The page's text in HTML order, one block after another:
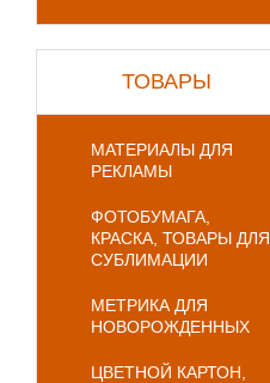
ТОВАРЫ
МАТЕРИАЛЫ ДЛЯ
РЕКЛАМЫ
ФОТОБУМАГА,
КРАСКА, ТОВАРЫ ДЛЯ
СУБЛИМАЦИИ
МЕТРИКА ДЛЯ
НОВОРОЖДЕННЫХ
ЦВЕТНОЙ КАРТОН,